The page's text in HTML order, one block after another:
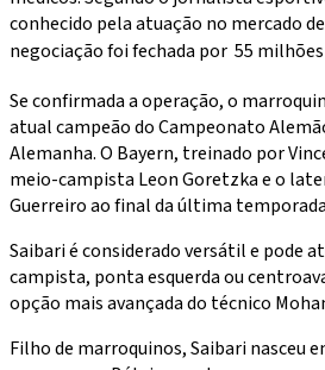
conhecido pela atuação no mercado
negociação foi fechada por  55
Se confirmada a operação, o
atual campeão do Campeonato
Alemanha. O Bayern, treinado por
meio-campista Leon Goretzka e o
Guerreiro ao final da última
Saibari é considerado versátil e pode
campista, ponta esquerda ou
opção mais avançada do técnico
Filho de marroquinos, Saibari nasceu